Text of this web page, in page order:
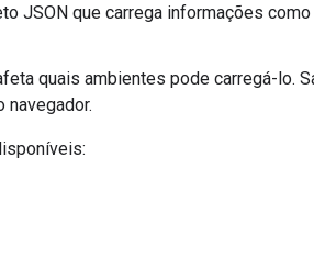
JSON que carrega informações
quais ambientes pode carregá-lo.
navegador.